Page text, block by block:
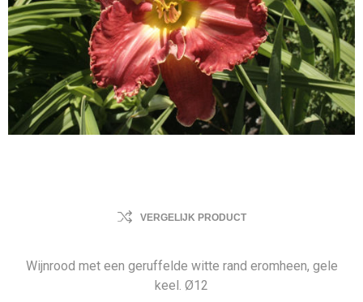
VERGELIJK PRODUCT
Wijnrood met een geruffelde witte rand eromheen, gele
keel. Ø12